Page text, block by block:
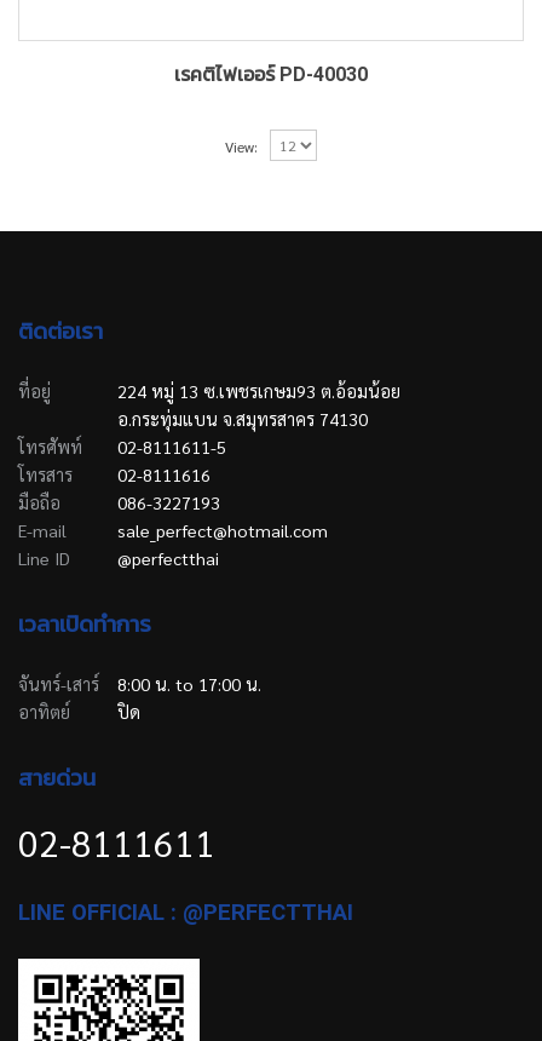
เรคติไฟเออร์ PD-40030
View:
ติดต่อเรา
ที่อยู่
224 หมู่ 13 ซ.เพชรเกษม93 ต.อ้อมน้อย
อ.กระทุ่มแบน จ.สมุทรสาคร 74130
โทรศัพท์
02-8111611-5
โทรสาร
02-8111616
มือถือ
086-3227193
E-mail
sale_perfect@hotmail.com
Line ID
@perfectthai
เวลาเปิดทำการ
จันทร์-เสาร์
8:00 น. to 17:00 น.
อาทิตย์
ปิด
สายด่วน
02-8111611
LINE OFFICIAL : @PERFECTTHAI